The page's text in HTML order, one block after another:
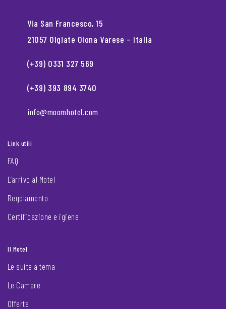
Via San Francesco, 15
21057 Olgiate Olona Varese – Italia
(+39) 0331 327 569
(+39) 393 894 3740
info@moomhotel.com
Link utili
FAQ
L’arrivo al Motel
Regolamento
Certificazione e igiene
Il Motel
Le suite a tema
Le Camere
Offerte